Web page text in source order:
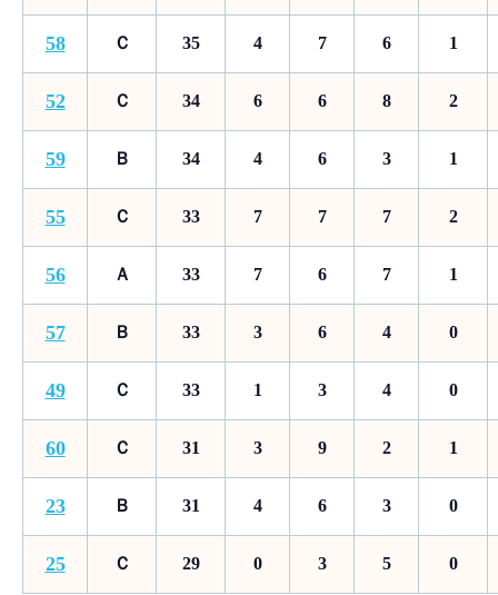
58 Ｃ 35 4 7 6 1
52 Ｃ 34 6 6 8 2
59 Ｂ 34 4 6 3 1
55 Ｃ 33 7 7 7 2
56 Ａ 33 7 6 7 1
57 Ｂ 33 3 6 4 0
49 Ｃ 33 1 3 4 0
60 Ｃ 31 3 9 2 1
23 Ｂ 31 4 6 3 0
25 Ｃ 29 0 3 5 0